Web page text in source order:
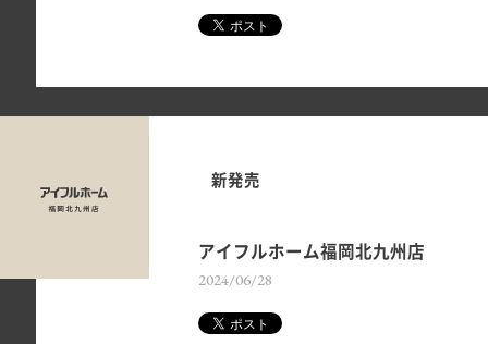
新発売
アイフルホーム福岡北九州店
2024/06/28